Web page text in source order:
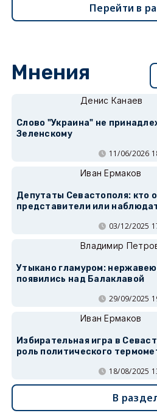
Перейти в
Мнения
Денис Канаев
Слово "Украина" не
Зеленскому
11/06/2026
Иван Ермаков
Депутаты Севастополя: кто
представители или
03/12/2025
Владимир
Утыкано гламуром:
появились над Балаклавой
29/09/2025
Иван Ермаков
Избирательная игра в
роль политического
18/08/2025
В